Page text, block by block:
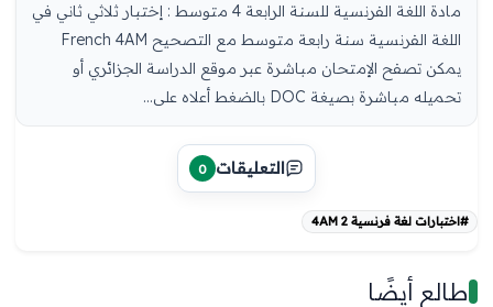
مادة اللغة الفرنسية للسنة الرابعة 4 متوسط : إختبار ثلاثي ثاني في
اللغة الفرنسية سنة رابعة متوسط مع التصحيح French 4AM
يمكن تصفح الإمتحان مباشرة عبر موقع الدراسة الجزائري أو
تحميله مباشرة بصيغة DOC بالضغط أعلاه على...
التعليقات 0
#اختبارات لغة فرنسية 4AM 2
طالع أيضًا